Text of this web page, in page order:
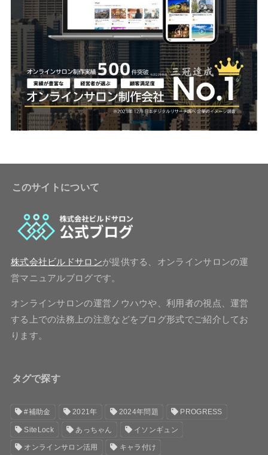
このサイトについて
株式会社ビルドサロンが提供する、オンラインサロンの運
営マニュアルブログです。
オンラインサロンの運営ノウハウや、利用者の視点、運営
する上での法務上の注意などをブログ形式でご紹介してお
ります。
タグで探す
#補助金 2021年 2024年問題 PROGRESS
SiteLock あっちゃん イソンギュン
オンラインサロン活用 キャラ付け